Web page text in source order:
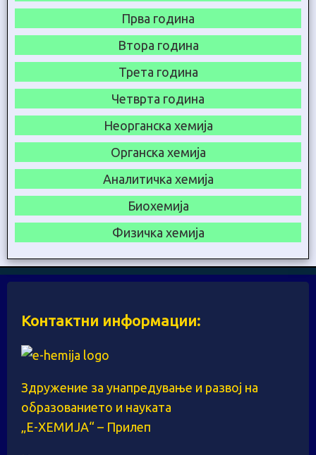
Прва година
Втора година
Трета година
Четврта година
Неорганска хемија
Органска хемија
Аналитичка хемија
Биохемија
Физичка хемија
Контактни информации:
Здружение за унапредување и развој на
образованието и науката
„Е-ХЕМИЈА“ – Прилеп